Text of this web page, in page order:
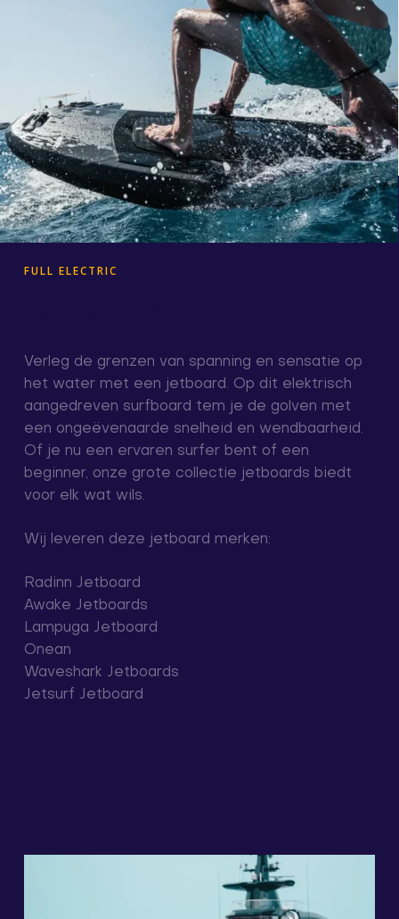
FULL ELECTRIC
Verleg de grenzen van spanning en sensatie op
het water met een jetboard. Op dit elektrisch
aangedreven surfboard tem je de golven met
een ongeëvenaarde snelheid en wendbaarheid.
Of je nu een ervaren surfer bent of een
beginner, onze grote collectie jetboards biedt
voor elk wat wils.
Wij leveren deze jetboard merken:
Radinn Jetboard
Awake Jetboards
Lampuga Jetboard
Onean
Waveshark Jetboards
Jetsurf Jetboard